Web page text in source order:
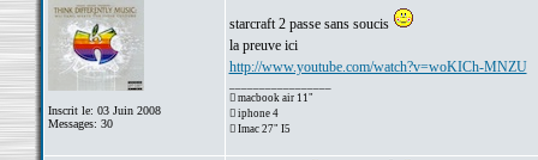
Inscrit le: 03 Juin 2008
Messages: 30
starcraft 2 passe sans soucis
la preuve ici
http://www.youtube.com/watch?v=woKICh-MNZU
 macbook air 11"
 iphone 4
 Imac 27" I5